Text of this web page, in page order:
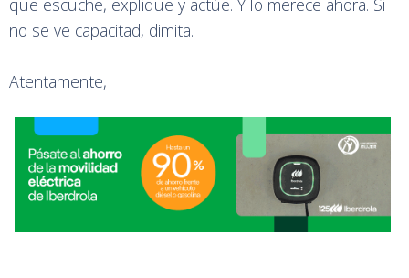
que escuche, explique y actúe. Y lo merece ahora. Si
no se ve capacitad, dimita.
Atentamente,